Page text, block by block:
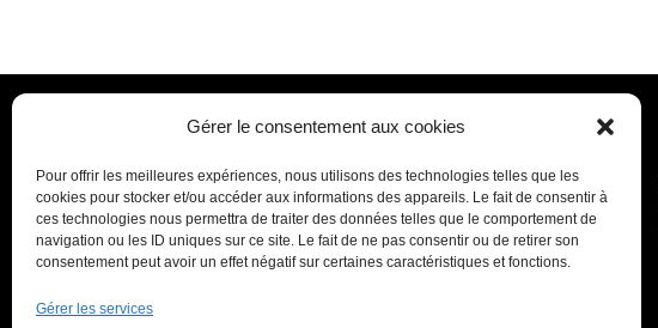
Gérer le consentement aux cookies
Pour offrir les meilleures expériences, nous utilisons des technologies telles que les
cookies pour stocker et/ou accéder aux informations des appareils. Le fait de consentir à
ces technologies nous permettra de traiter des données telles que le comportement de
navigation ou les ID uniques sur ce site. Le fait de ne pas consentir ou de retirer son
consentement peut avoir un effet négatif sur certaines caractéristiques et fonctions.
Gérer les services
235 rue Louis Duvant
59220 Rouvignies
Tel.09 70 26 59 75
Mail.commercial@lavageattitude.fr